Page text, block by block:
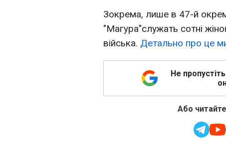
Зокрема, лише в 47-й
"Магура"служать сотні
війська. Детально про це
Не
Або